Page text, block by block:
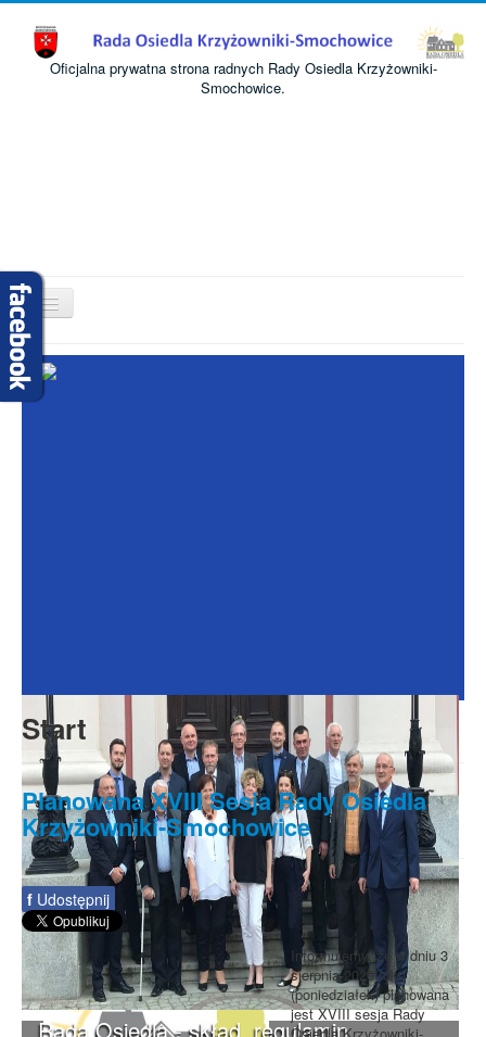
Oficjalna prywatna strona radnych Rady Osiedla Krzyżowniki-
Smochowice.
Przełącz
nawigację
Start
O nas
Rada Seniorów
Rada Osiedla - skład, regulamin
Start
Planowana XVIII Sesja Rady Osiedla
Krzyżowniki-Smochowice
f Udostępnij
Informujemy, że w dniu 3
sierpnia 2020 roku
(poniedziałek) planowana
jest XVIII sesja Rady